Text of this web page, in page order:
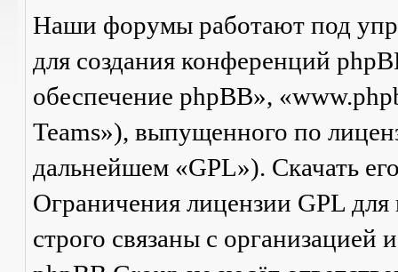
Наши форумы работают под
для создания конференций
обеспечение phpBB»,
Teams»), выпущенного по
дальнейшем «GPL»). Скачать
Ограничения лицензии GPL
строго связаны с